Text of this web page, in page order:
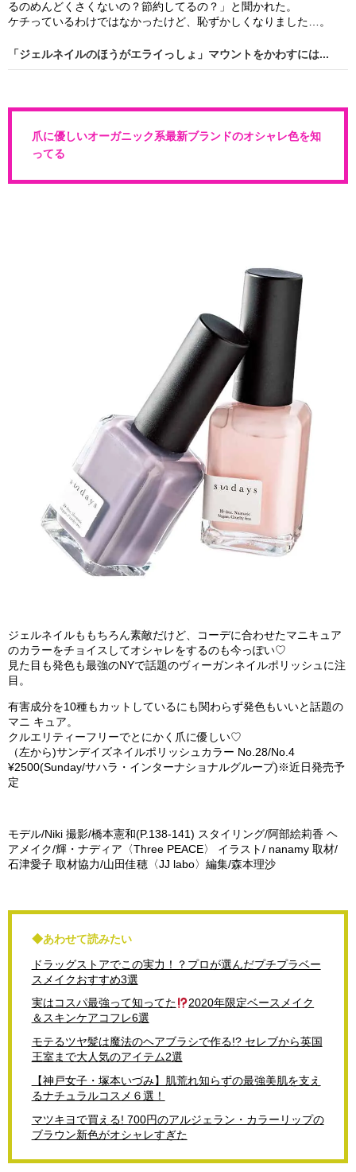
るのめんどくさくないの？節約してるの？」と聞かれた。
ケチっているわけではなかったけど、恥ずかしくなりました…。
「ジェルネイルのほうがエライっしょ」マウントをかわすには...
爪に優しいオーガニック系最新ブランドのオシャレ色を知
ってる
ジェルネイルももちろん素敵だけど、コーデに合わせたマニキュア
のカラーをチョイスしてオシャレをするのも今っぽい♡
見た目も発色も最強のNYで話題のヴィーガンネイルポリッシュに注
目。
有害成分を10種もカットしているにも関わらず発色もいいと話題の
マニ キュア。
クルエリティーフリーでとにかく爪に優しい♡
（左から)サンデイズネイルポリッシュカラー No.28/No.4
¥2500(Sunday/サハラ・インターナショナルグループ)※近日発売予
定
モデル/Niki 撮影/橋本憲和(P.138-141) スタイリング/阿部絵莉香 ヘ
アメイク/輝・ナディア〈Three PEACE〉 イラスト/ nanamy 取材/
石津愛子 取材協力/山田佳穂〈JJ labo〉編集/森本理沙
◆あわせて読みたい
ドラッグストアでこの実力！？プロが選んだプチプラベー
スメイクおすすめ3選
実はコスパ最強って知ってた
2020年限定ベースメイク
＆スキンケアコフレ6選
モテるツヤ髪は魔法のヘアブラシで作る!? セレブから英国
王室まで大人気のアイテム2選
【神戸女子・塚本いづみ】肌荒れ知らずの最強美肌を支え
るナチュラルコスメ６選！
マツキヨで買える! 700円のアルジェラン・カラーリップの
ブラウン新色がオシャレすぎた